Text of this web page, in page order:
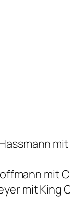
mit
mit King